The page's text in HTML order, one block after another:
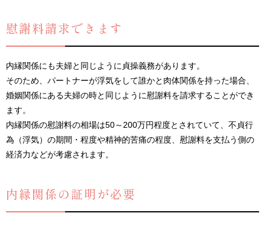
慰謝料請求できます
内縁関係にも夫婦と同じように貞操義務があります。
そのため、パートナーが浮気をして誰かと肉体関係を持った場合、
婚姻関係にある夫婦の時と同じように慰謝料を請求することができ
ます。
内縁関係の慰謝料の相場は50～200万円程度とされていて、不貞行
為（浮気）の期間・程度や精神的苦痛の程度、慰謝料を支払う側の
経済力などが考慮されます。
内縁関係の証明が必要